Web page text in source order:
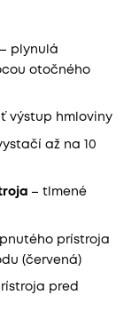
– plynulá
otočného
výstup hmloviny
až na 10
– tlmené
prístroja
(červená)
pred